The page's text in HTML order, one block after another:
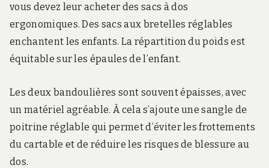
vous devez leur acheter des sacs à dos
ergonomiques. Des sacs aux bretelles réglables
enchantent les enfants. La répartition du poids est
équitable sur les épaules de l’enfant.
Les deux bandoulières sont souvent épaisses, avec
un matériel agréable. À cela s’ajoute une sangle de
poitrine réglable qui permet d’éviter les frottements
du cartable et de réduire les risques de blessure au
dos.